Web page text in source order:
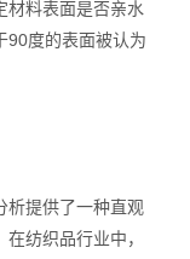
材料表面是否亲水
90度的表面被认为
提供了一种直观
纺织品行业中，